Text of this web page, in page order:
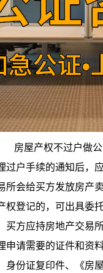
房屋产权不过户做
户手续的通知后，
所会给买方发放房产
登记的，可出具委
方应持房地产交易
申请需要的证件和
身份证复印件、《房